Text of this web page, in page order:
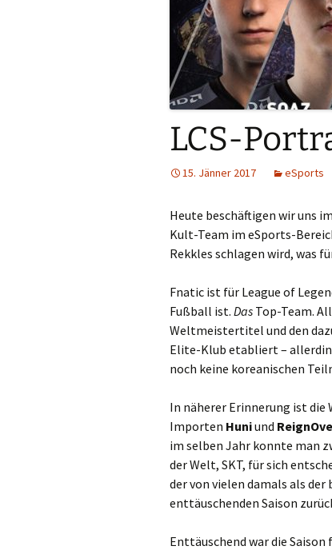
LCS-
15. Jänner 2017 eSports
Heute beschäftigen wir uns
Kult-Team im eSports-
Rekkles schlagen wird, was
Fnatic ist für League of
Fußball ist. Das Top-Team.
Weltmeistertitel und den
Elite-Klub etabliert –
noch keine koreanischen
In näherer Erinnerung ist die
Importen Huniund
im selben Jahr konnte man
der Welt, SKT, für sich
der von vielen damals als der
enttäuschenden Saison
Enttäuschend war die